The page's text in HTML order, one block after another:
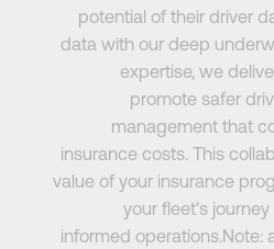
potential of their
data with our deep
expertise, we
promote
management
insurance costs. This
value of your
your fleet's
informed